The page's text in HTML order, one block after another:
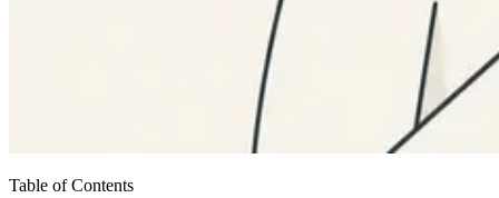
Table of Contents